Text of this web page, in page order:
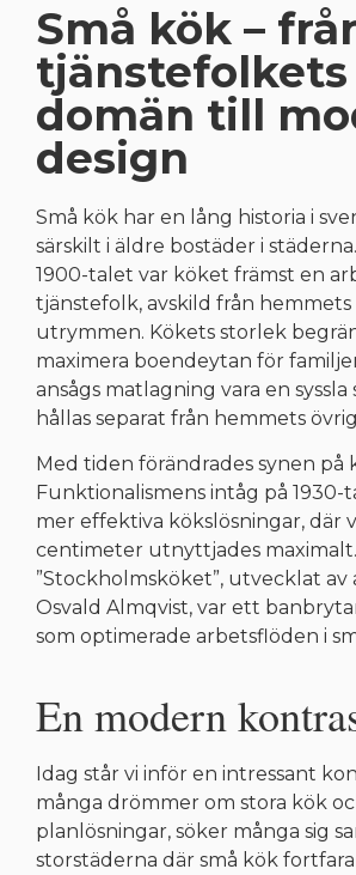
Små kök –
tjänstefolkets
domän till
design
Små kök har en lång historia i
särskilt i äldre bostäder i
1900-talet var köket främst en
tjänstefolk, avskild från hemmets
utrymmen. Kökets storlek
maximera boendeytan för
ansågs matlagning vara en syssla
hållas separat från hemmets
Med tiden förändrades synen på
Funktionalismens intåg på 1930-
mer effektiva kökslösningar, där
centimeter utnyttjades
”Stockholmsköket”, utvecklat
Osvald Almqvist, var ett
som optimerade arbetsflöden i
En modern
Idag står vi inför en intressant
många drömmer om stora kök
planlösningar, söker många sig
storstäderna där små kök